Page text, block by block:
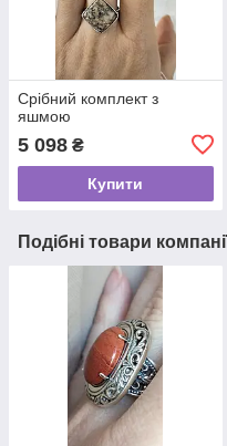
Срібний комплект з
яшмою
5 098 ₴
Купити
Подібні товари